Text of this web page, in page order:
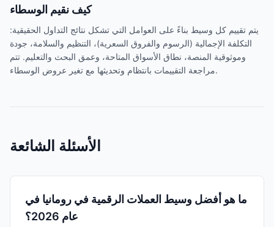
كيف نقيم الوسطاء
يتم تقييم كل وسيط بناءً على العوامل التي تشكل نتائج التداول الحقيقية:
التكلفة الإجمالية (الرسوم والفروق السعرية)، التنظيم والسلامة، جودة
وموثوقية المنصة، نطاق الأسواق المتاحة، وعمق البحث والتعليم. تتم
مراجعة التقييمات بانتظام وتحديثها مع تغير عروض الوسطاء.
الأسئلة الشائعة
ما هو أفضل وسيط العملات الرقمية في رومانيا في
عام 2026؟